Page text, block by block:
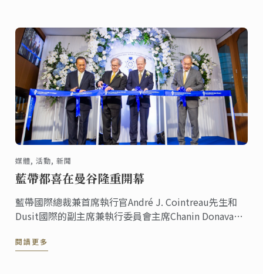
媒體, 活動, 新聞
藍帶都喜在曼谷隆重開幕
藍帶國際總裁兼首席執行官André J. Cointreau先生和
Dusit國際的副主席兼執行委員會主席Chanin Donavanik
3000平方米，位於CentralWorld中心禪宗樓17至19樓。
閱讀更多